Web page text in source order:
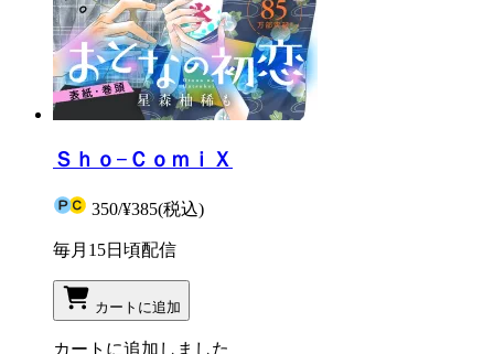
Ｓｈｏ−ＣｏｍｉＸ
350/¥385(税込)
毎月15日頃配信
カートに追加
カートに追加しました